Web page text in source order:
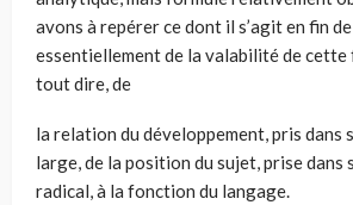
avons à repérer ce dont il s’agit en fin
essentiellement de la valabilité de
tout dire, de
la relation du développement, pris dans
large, de la position du sujet, prise dans
radical, à la fonction du langage.